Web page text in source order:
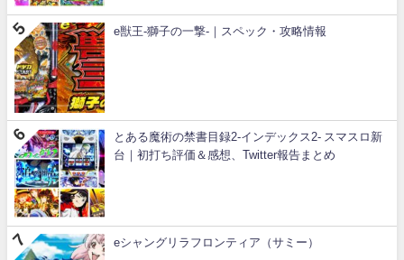
e獣王-獅子の一撃-｜スペック・攻略情報
とある魔術の禁書目録2-インデックス2- スマスロ新
台｜初打ち評価＆感想、Twitter報告まとめ
eシャングリラフロンティア（サミー）